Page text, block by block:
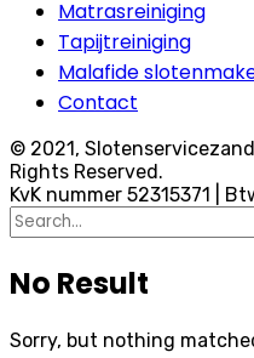
Matrasreiniging
Tapijtreiniging
Malafide
Contact
© 2021,
Rights Reserved.
KvK nummer 52315371 |
Search
for:
No Result
Sorry, but nothing